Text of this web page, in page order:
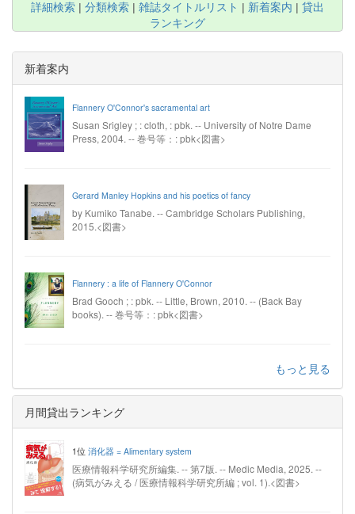
詳細検索 | 分類検索 | 雑誌タイトルリスト | 新着案内 | 貸出
ランキング
新着案内
Flannery O'Connor's sacramental art
Susan Srigley ; : cloth, : pbk. -- University of Notre Dame
Press, 2004. -- 巻号等：: pbk<図書>
Gerard Manley Hopkins and his poetics of fancy
by Kumiko Tanabe. -- Cambridge Scholars Publishing,
2015.<図書>
Flannery : a life of Flannery O'Connor
Brad Gooch ; : pbk. -- Little, Brown, 2010. -- (Back Bay
books). -- 巻号等：: pbk<図書>
もっと見る
月間貸出ランキング
1位 消化器 = Alimentary system
医療情報科学研究所編集. -- 第7版. -- Medic Media, 2025. --
(病気がみえる / 医療情報科学研究所編 ; vol. 1).<図書>